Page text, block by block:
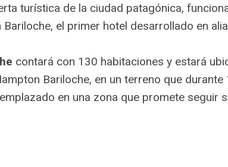
turística de la ciudad patagónica,
el primer hotel desarrollado en
contará con 130 habitaciones y estará
Bariloche, en un terreno que
en una zona que promete seguir